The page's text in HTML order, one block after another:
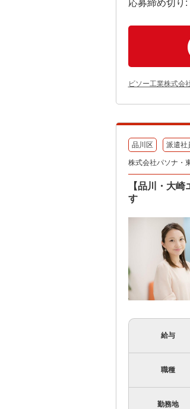
応募締め切り
ビソー工業株式会
品川区 派遣社
株式会社パソナ・
【品川・大
す
給与
職種
勤務地